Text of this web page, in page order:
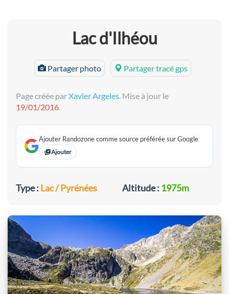
Lac d'Ilhéou
Partager photo Partager tracé gps
Page créée parXavier Argeles. Mise à jour le
19/01/2016.
Ajouter Randozone comme source préférée sur Google
Ajouter
Type : Lac / Pyrénées Altitude : 1975m